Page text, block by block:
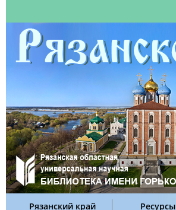
Рязанский край Ресурсы